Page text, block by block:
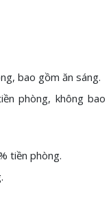
bao gồm ăn sáng.
phòng, không bao
tiền phòng.